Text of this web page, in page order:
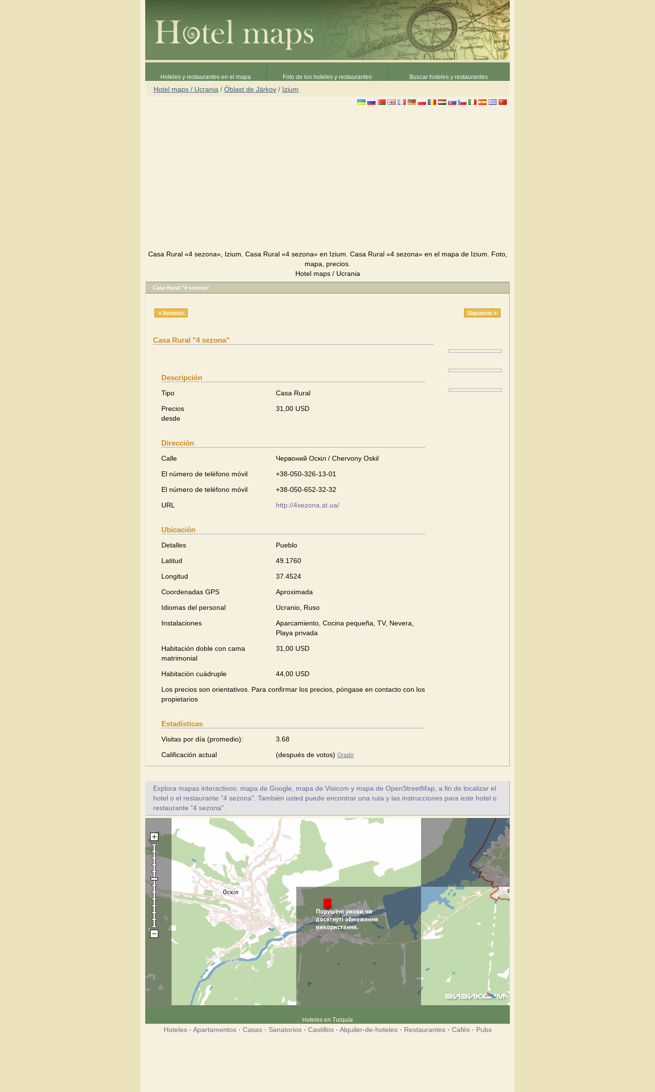
Hoteles y restaurantes en el mapa Foto de los hoteles y restaurantes Buscar hoteles y restaurantes
Hotel maps / Ucrania / Óblast de Járkov / Izium
Casa Rural «4 sezona», Izium. Casa Rural «4 sezona» en Izium. Casa Rural «4 sezona» en el mapa de Izium. Foto,
mapa, precios.
Hotel maps / Ucrania
Casa Rural "4 sezona"
« Anterior Siguiente »
Casa Rural "4 sezona"
Descripción
Tipo
Casa Rural
Precios
desde
31,00 USD
Dirección
Calle
Червоний Оскіл / Chervony Oskil
El número de teléfono móvil
+38-050-326-13-01
El número de teléfono móvil
+38-050-652-32-32
URL
http://4sezona.at.ua/
Ubicación
Detalles
Pueblo
Latitud
49.1760
Longitud
37.4524
Coordenadas GPS
Aproximada
Idiomas del personal
Ucranio, Ruso
Instalaciones
Aparcamiento, Cocina pequeña, TV, Nevera,
Playa privada
Habitación doble con cama
matrimonial
31,00 USD
Habitación cuádruple
44,00 USD
Los precios son orientativos. Para confirmar los precios, póngase en contacto con los
propietarios
Estadísticas
Visitas por día (promedio):
3.68
Calificación actual
(después de votos) Grado
Explora mapas interactivos: mapa de Google, mapa de Visicom y mapa de OpenStreetMap, a fin de localizar el
hotel o el restaurante "4 sezona". También usted puede encontrar una ruta y las instrucciones para este hotel o
restaurante "4 sezona".
Hoteles en Turquía
Hoteles· Apartamentos· Casas· Sanatorios· Castillos· Alquiler-de-hoteles· Restaurantes· Cafés· Pubs